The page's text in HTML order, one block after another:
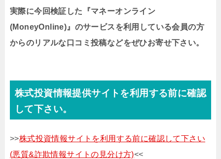
実際に今回検証した『マネーオンライン
(MoneyOnline)』のサービスを利用している会員の方
からのリアルな口コミ投稿などをぜひお寄せ下さい。
株式投資情報提供サイトを利用する前に確認
して下さい。
>>株式投資情報サイトを利用する前に確認して下さい
(悪質&詐欺情報サイトの見分け方)<<